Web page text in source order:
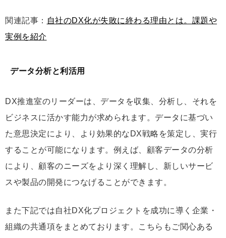
関連記事： 自社のDX化が失敗に終わる理由とは。課題や
実例を紹介
データ分析と利活用
DX推進室のリーダーは、データを収集、分析し、それを
ビジネスに活かす能力が求められます。データに基づい
た意思決定により、より効果的なDX戦略を策定し、実行
することが可能になります。例えば、顧客データの分析
により、顧客のニーズをより深く理解し、新しいサービ
スや製品の開発につなげることができます。
また下記では自社DX化プロジェクトを成功に導く企業・
組織の共通項をまとめております。こちらもご関心ある